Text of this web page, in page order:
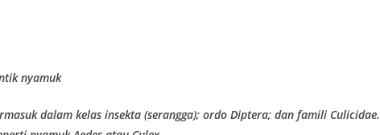
nyamuk
dalam kelas insekta (serangga); ordo Diptera; dan famili Culicidae.